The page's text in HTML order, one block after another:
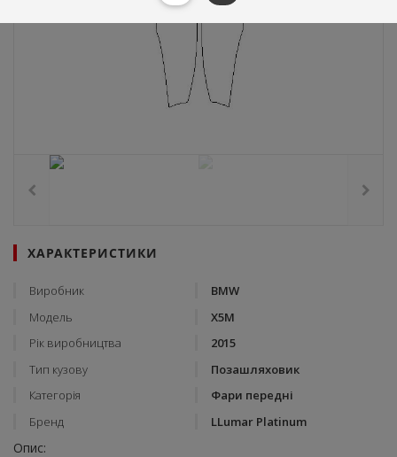
ХАРАКТЕРИСТИКИ
Виробник
BMW
Модель
X5M
Рік виробництва
2015
Тип кузову
Позашляховик
Категорія
Фари передні
Бренд
LLumar Platinum
Опис: